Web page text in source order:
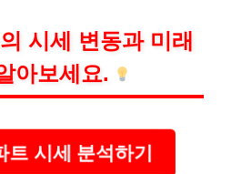
시세 변동과 미래
아보세요.
트 시세 분석하기